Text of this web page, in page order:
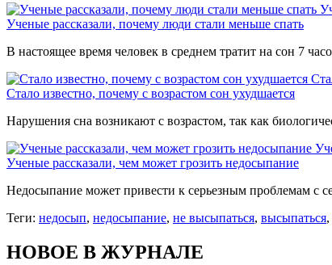
Ученые рассказали, почему люди стали меньше спать
В настоящее время человек в среднем тратит на сон 7
Стало известно, почему с возрастом сон ухудшается
Нарушения сна возникают с возрастом, так как
Ученые рассказали, чем может грозить недосыпание
Недосыпание может привести к серьезным проблемам с
Теги: недосып, недосыпание, не высыпаться, высыпаться,
НОВОЕ В ЖУРНАЛЕ